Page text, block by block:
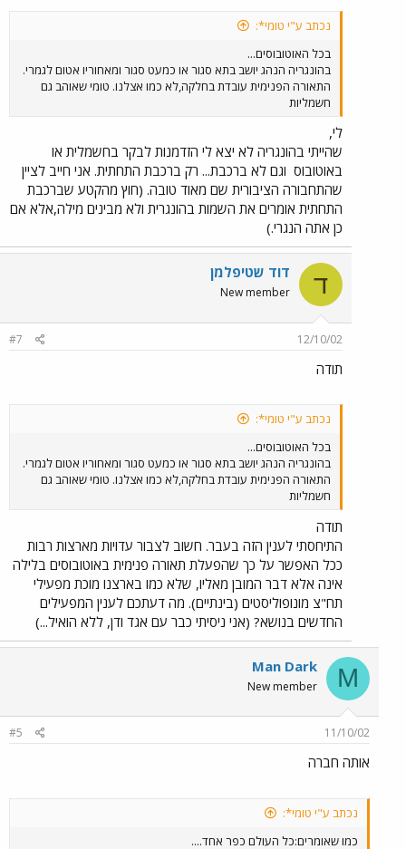
נכתב ע"י טומי*:
בכל האוטובוסים...
בהונגריה הנהג יושב בתא סגור או כמעט סגור ומאחוריו אטום לגמרי.
התאורה הפנימית עובדת בחלקה,לא כמו אצלנו. טומי שאוהב גם
חשמליות
לי,
שהייתי בהונגריה לא יצא לי הזדמנות לבקר בחשמלית או
באוטובוס וגם לא ברכבת... רק ברכבת התחתית. אני חייב לציין
שהתחבורה הציבורית שם מאוד טובה. (חוץ מהקטע שברכבת
התחתית אומרים את השמות בהונגרית ולא מבינים מילה,אלא אם
כן אתה הנגרי.)
ד דוד שטיפלמן
New member
12/10/02
#7
תודה
נכתב ע"י טומי*:
בכל האוטובוסים...
בהונגריה הנהג יושב בתא סגור או כמעט סגור ומאחוריו אטום לגמרי.
התאורה הפנימית עובדת בחלקה,לא כמו אצלנו. טומי שאוהב גם
חשמליות
תודה
התיחסתי לענין הזה בעבר. חשוב לצבור עדויות מארצות רבות
ככל האפשר על כך שהפעלת תאורה פנימית באוטובוסים בלילה
אינה אלא דבר המובן מאליו, שלא כמו בארצנו מוכת מפעילי
תח"צ מונופוליסטים (בינתיים). מה דעתכם לענין המפעילים
החדשים בנושא? (אני ניסיתי כבר עם אגד ודן, ללא הואיל...)
M
Man Dark
New member
11/10/02
#5
אותה חברה
נכתב ע"י טומי*:
כמו שאומרים:כל העולם כפר אחד....